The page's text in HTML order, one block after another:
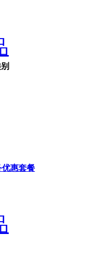
优惠套餐